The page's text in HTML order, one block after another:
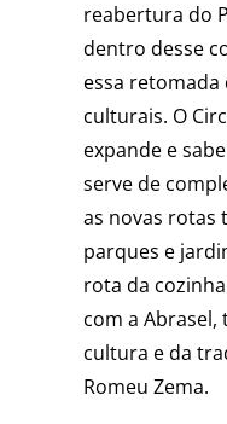
reabertura do
dentro desse
essa
culturais. O
expande e
serve de
as novas rotas
parques e
rota da
com a Abrasel,
cultura e da
Romeu Zema.